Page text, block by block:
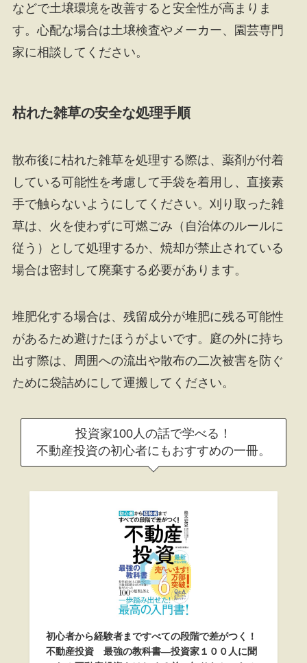
などで土壌環境を改善すると安全性が高まりま
す。心配な場合は土壌検査やメーカー、園芸専門
家に相談してください。
枯れた雑草の安全な処理手順
散布後に枯れた雑草を処理する際は、薬剤が付着
している可能性を考慮して手袋を着用し、直接素
手で触らないようにしてください。刈り取った雑
草は、火を使わずに可燃ごみ（自治体のルールに
従う）として処理するか、焼却が禁止されている
場合は密封して廃棄する必要があります。
堆肥化する場合は、残留成分が堆肥に残る可能性
があるため避けたほうがよいです。庭の外に持ち
出す際は、周囲への流出や散布の二次被害を防ぐ
ために袋詰めにして運搬してください。
投資家100人の話で学べる！
不動産投資の初心者にもおすすめの一冊。
初心者から経験者まですべての段階で差がつく！
不動産投資 最強の教科書―投資家１００人に聞